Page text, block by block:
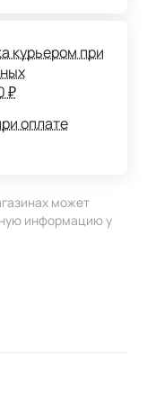
курьером при
₽
оплате
может
информацию у